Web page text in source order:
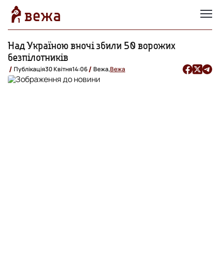
Над Україною вночі збили 50 ворожих
безпілотників
Публікація30 Квітня14:06 Вежа,Вежа